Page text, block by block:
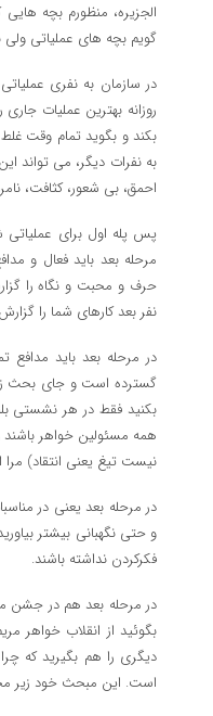
الجزیره، منظورم بچه
گویم بچه های عملیاتی
در سازمان به نفری
روزانه بهترین عملیات
بکند و بگوید تمام وقت
به نفرات دیگر، می تواند
احمق، بی شعور، کثافت،
پس پله اول برای
مرحله بعد باید فعال و
حرف و محبت و نگاه را
نفر بعد کارهای شما را
در مرحله بعد باید مدافع
گسترده است و جای بحث
بکنید فقط در هر نشستی
همه مسئولین خواهر
نیست تیغ یعنی انتقاد) مرا
در مرحله بعد یعنی در
و حتی نگهبانی بیشتر
فکرکردن نداشته باشند.
در مرحله بعد هم در جشن
بگوئید از انقلاب خواهر
است. این مبحث خود زیر